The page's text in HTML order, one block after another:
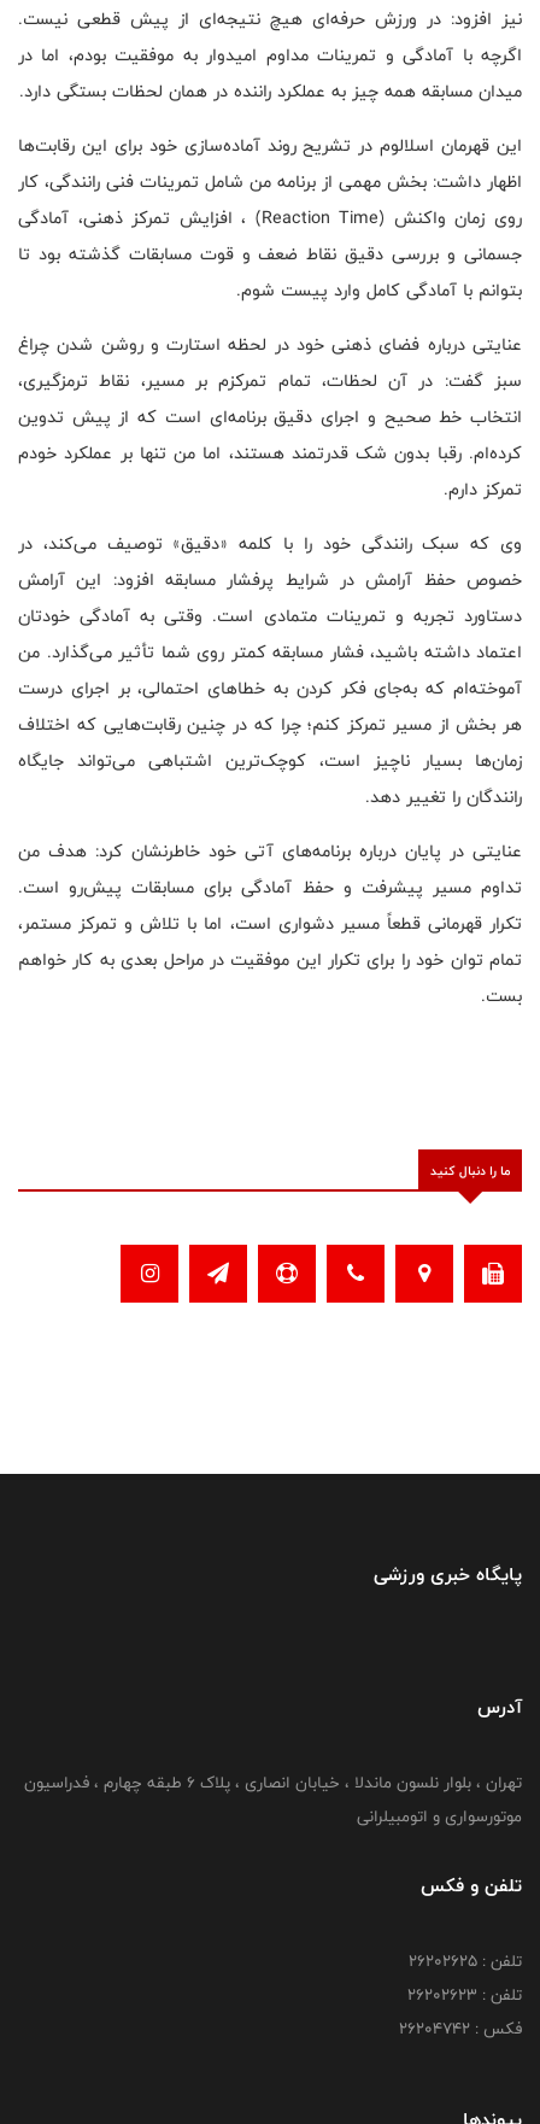
نیز افزود: در ورزش حرفه‌ای هیچ نتیجه‌ای از پیش قطعی نیست.
اگرچه با آمادگی و تمرینات مداوم امیدوار به موفقیت بودم، اما در
میدان مسابقه همه چیز به عملکرد راننده در همان لحظات بستگی دارد.
این قهرمان اسلالوم در تشریح روند آماده‌سازی خود برای این رقابت‌ها
اظهار داشت: بخش مهمی از برنامه من شامل تمرینات فنی رانندگی، کار
روی زمان واکنش (Reaction Time) ، افزایش تمرکز ذهنی، آمادگی
جسمانی و بررسی دقیق نقاط ضعف و قوت مسابقات گذشته بود تا
بتوانم با آمادگی کامل وارد پیست شوم.
عنایتی درباره فضای ذهنی خود در لحظه استارت و روشن شدن چراغ
سبز گفت: در آن لحظات، تمام تمرکزم بر مسیر، نقاط ترمزگیری،
انتخاب خط صحیح و اجرای دقیق برنامه‌ای است که از پیش تدوین
کرده‌ام. رقبا بدون شک قدرتمند هستند، اما من تنها بر عملکرد خودم
تمرکز دارم.
وی که سبک رانندگی خود را با کلمه «دقیق» توصیف می‌کند، در
خصوص حفظ آرامش در شرایط پرفشار مسابقه افزود: این آرامش
دستاورد تجربه و تمرینات متمادی است. وقتی به آمادگی خودتان
اعتماد داشته باشید، فشار مسابقه کمتر روی شما تأثیر می‌گذارد. من
آموخته‌ام که به‌جای فکر کردن به خطاهای احتمالی، بر اجرای درست
هر بخش از مسیر تمرکز کنم؛ چرا که در چنین رقابت‌هایی که اختلاف
زمان‌ها بسیار ناچیز است، کوچک‌ترین اشتباهی می‌تواند جایگاه
رانندگان را تغییر دهد.
عنایتی در پایان درباره برنامه‌های آتی خود خاطرنشان کرد: هدف من
تداوم مسیر پیشرفت و حفظ آمادگی برای مسابقات پیش‌رو است.
تکرار قهرمانی قطعاً مسیر دشواری است، اما با تلاش و تمرکز مستمر،
تمام توان خود را برای تکرار این موفقیت در مراحل بعدی به کار خواهم
بست.
ما را دنبال کنید
پایگاه خبری ورزشی
آدرس
تهران ، بلوار نلسون ماندلا ، خیابان انصاری ، پلاک ۶ طبقه چهارم ، فدراسیون
موتورسواری و اتومبیلرانی
تلفن و فکس
تلفن : ۲۶۲۰۲۶۲۵
تلفن : ۲۶۲۰۲۶۲۳
فکس : ۲۶۲۰۴۷۴۲